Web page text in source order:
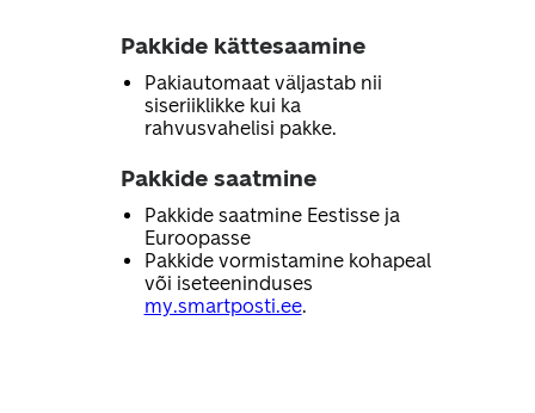
Pakkide kättesaamine
Pakiautomaat väljastab nii
siseriiklikke kui ka
rahvusvahelisi pakke.
Pakkide saatmine
Pakkide saatmine Eestisse ja
Euroopasse
Pakkide vormistamine kohapeal
või iseteeninduses
my.smartposti.ee.